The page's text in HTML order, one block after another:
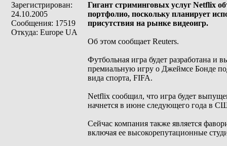
Зарегистрирован:
24.10.2005
Сообщения: 17519
Откуда: Europe UA
Гигант стриминговых услуг Netflix
портфолио, поскольку планирует
присутствия на рынке видеоигр.
Об этом сообщает Reuters.
Футбольная игра будет разработана и
премиальную игру о Джеймсе Бонде
вида спорта, FIFA.
Netflix сообщил, что игра будет
начнется в июне следующего года в
Сейчас компания также является
включая ее высокорепутационные